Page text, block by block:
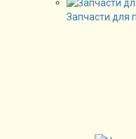
Запчасти для